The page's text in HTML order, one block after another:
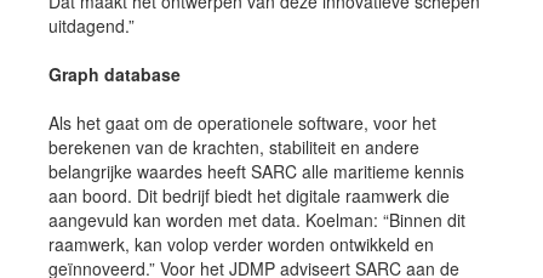
uitdagend.”
Graph database
Als het gaat om de operationele software, voor het
berekenen van de krachten, stabiliteit en andere
belangrijke waardes heeft SARC alle maritieme kennis
aan boord. Dit bedrijf biedt het digitale raamwerk die
aangevuld kan worden met data. Koelman: “Binnen dit
raamwerk, kan volop verder worden ontwikkeld en
geïnnoveerd.” Voor het JDMP adviseert SARC aan de